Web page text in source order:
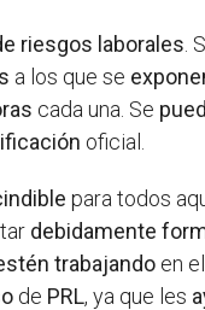
riesgos laborales .
a los que se
cada una. Se
oficial.
para todos
debidamente
trabajando en
de PRL, ya que les